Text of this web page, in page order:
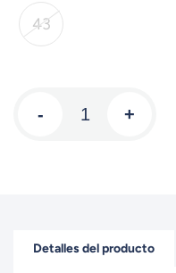
43
- +
Detalles del producto